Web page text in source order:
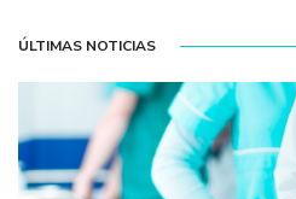
ÚLTIMAS NOTICIAS